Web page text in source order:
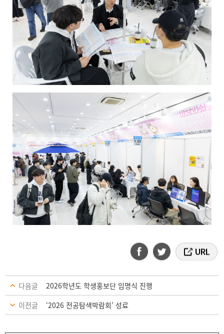
다음글
2026학년도 학생홍보단 임명식 진행
이전글
‘2026 전공탐색박람회’ 성료